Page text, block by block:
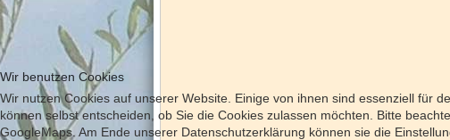
Wir benutzen Cookies
Wir nutzen Cookies auf unserer Website. Einige von ihnen sind essenziell für
können selbst entscheiden, ob Sie die Cookies zulassen möchten. Bitte
GoogleMaps. Am Ende unserer Datenschutzerklärung können sie die